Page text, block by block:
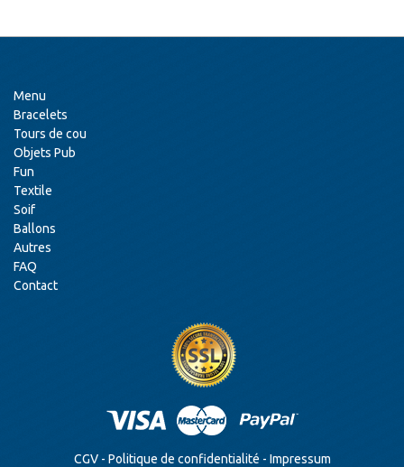
Menu
Bracelets
Tours de cou
Objets Pub
Fun
Textile
Soif
Ballons
Autres
FAQ
Contact
CGV- Politique de confidentialité - Impressum